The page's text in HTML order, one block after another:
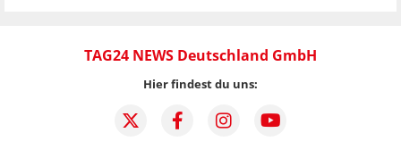
TAG24 NEWS Deutschland GmbH
Hier findest du uns: